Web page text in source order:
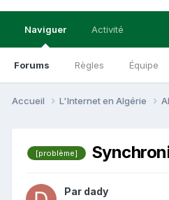
Naviguer
Forums Règles Équipe
Activité
Accueil L'Internet en Algérie
[problème]
Par dady